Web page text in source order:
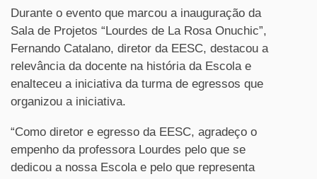
Durante o evento que marcou a inauguração da
Sala de Projetos “Lourdes de La Rosa Onuchic”,
Fernando Catalano, diretor da EESC, destacou a
relevância da docente na história da Escola e
enalteceu a iniciativa da turma de egressos que
organizou a iniciativa.
“Como diretor e egresso da EESC, agradeço o
empenho da professora Lourdes pelo que se
dedicou a nossa Escola e pelo que representa